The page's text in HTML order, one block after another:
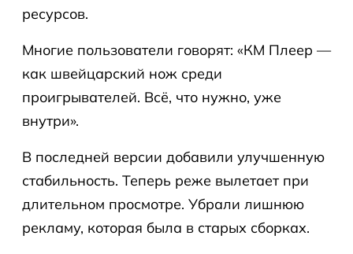
ресурсов.
Многие пользователи говорят: «КМ Плеер —
как швейцарский нож среди
проигрывателей. Всё, что нужно, уже
внутри».
В последней версии добавили улучшенную
стабильность. Теперь реже вылетает при
длительном просмотре. Убрали лишнюю
рекламу, которая была в старых сборках.